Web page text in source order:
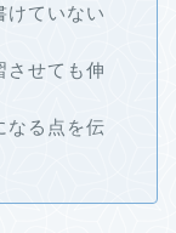
けていない
させても伸
なる点を伝